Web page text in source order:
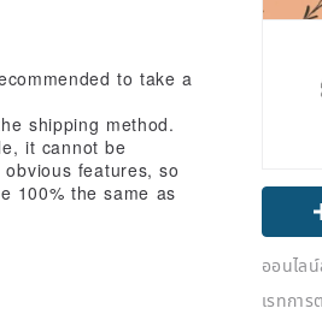
ออนไล
เรทกา
to take a
shipping method.
it cannot be
features, so
100% the same as